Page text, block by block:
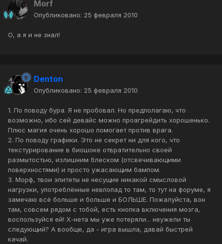
Morf
Опубликовано: 25 февраля 2010
О, а я и не знал!
Denton
Опубликовано: 25 февраля 2010
1. По поводу бура. Я не пробовал. Но предполагаю, что
возможно, ибо сей девайс можно проагрейдить хорошенько.
Плюс магия очень хорошо помогает против врага.
2. По поводу графики. Это не секрет ни для кого, что
текстурирование в биошоке отвратительно своей
размытостью, излишним блеском (отсвечивающими
поверхностями) и просто ужасающим бампом.
3. Морф, твои эпитеты не несущие никакой смысловой
нагрузки, употреблённые невпопад то там, то тут на форуме, я
замечаю всё больше и больше и БОЛЬШЕ. Пожалуйста, вон
там, совсем рядом с тобой, есть кнопка включения мозга,
воспользуйся ей! Х-нета мы уже потеряли... неужели ты
следующий? А вообще, да - игра вышла, давай быстрей
качай.